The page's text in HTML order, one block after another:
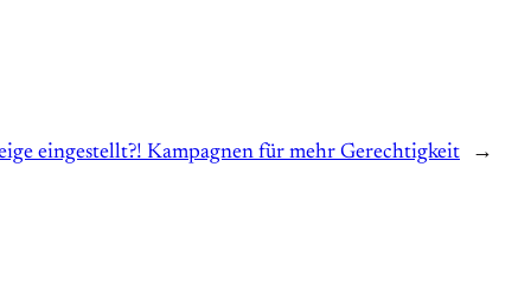
eingestellt?! Kampagnen für mehr Gerechtigkeit →